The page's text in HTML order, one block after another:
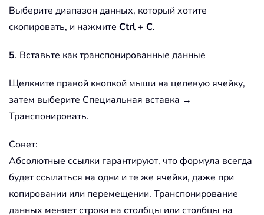
Выберите диапазон данных, который хотите
скопировать, и нажмите Ctrl+ C.
5. Вставьте как транспонированные данные
Щелкните правой кнопкой мыши на целевую ячейку,
затем выберите Специальная вставка →
Транспонировать.
Совет:
Абсолютные ссылки гарантируют, что формула всегда
будет ссылаться на одни и те же ячейки, даже при
копировании или перемещении. Транспонирование
данных меняет строки на столбцы или столбцы на